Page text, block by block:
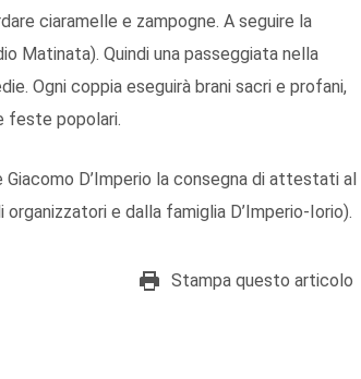
ciaramelle e zampogne. A seguire la
Matinata). Quindi una passeggiata nella
Ogni coppia eseguirà brani sacri e profani,
feste popolari.
D’Imperio la consegna di attestati al
e dalla famiglia D’Imperio-Iorio).
Stampa questo articolo